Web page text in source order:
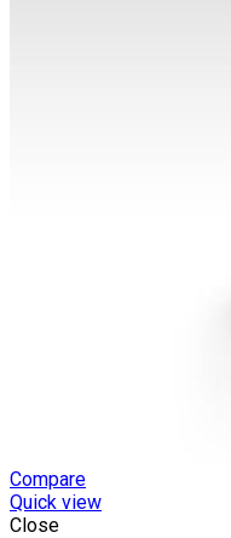
Compare
Quick view
Close